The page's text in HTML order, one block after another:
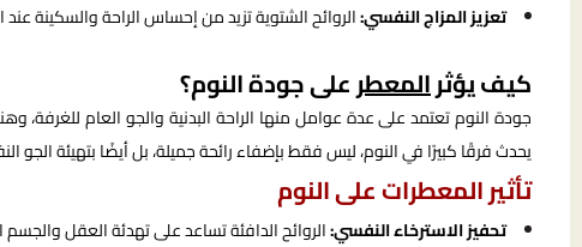
تعزيز المزاج النفسي:الروائح الشتوية تزيد من إحساس الراحة والسكينة عند
كيف يؤثرالمعطرعلى جودة النوم؟
جودة النوم تعتمد على عدة عوامل منها الراحة البدنية والجو العام للغرفة،
يحدث فرقًا كبيرًا في النوم، ليس فقط بإضفاء رائحة جميلة، بل أيضًا بتهيئة الجو
تأثير المعطرات على النوم
تحفيز الاسترخاء النفسي:الروائح الدافئة تساعد على تهدئة العقل